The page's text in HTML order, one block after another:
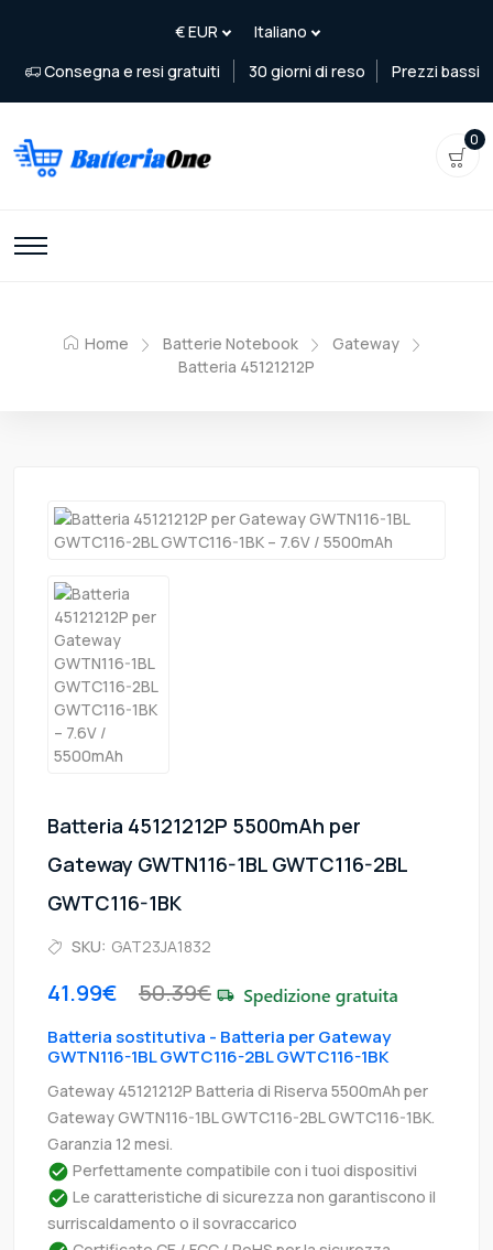
Consegna e resi gratuiti 30 giorni di reso Prezzi bassi
0
Home Batterie Notebook
Gateway
Batteria 45121212P
Batteria 45121212P 5500mAh per
Gateway GWTN116-1BL GWTC116-2BL
GWTC116-1BK
SKU: GAT23JA1832
41.99€ 50.39€
Batteria sostitutiva - Batteria per Gateway
GWTN116-1BL GWTC116-2BL GWTC116-1BK
Gateway 45121212P Batteria di Riserva 5500mAh per
Gateway GWTN116-1BL GWTC116-2BL GWTC116-1BK.
Garanzia 12 mesi.
Perfettamente compatibile con i tuoi dispositivi
Le caratteristiche di sicurezza non garantiscono il
surriscaldamento o il sovraccarico